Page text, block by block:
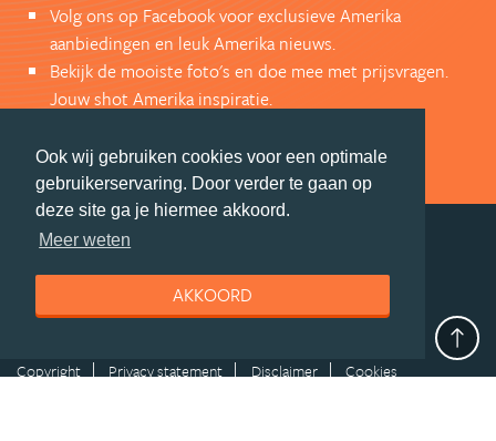
Ook wij gebruiken cookies voor een optimale
gebruikerservaring. Door verder te gaan op
deze site ga je hiermee akkoord.
Meer weten
AKKOORD
Volg ons op Facebook voor exclusieve Amerika
aanbiedingen en leuk Amerika nieuws.
Bekijk de mooiste foto's en doe mee met prijsvragen.
Jouw shot Amerika inspiratie.
VOLG ONS VIA FACEBOOK
© Getaway Travel| all rights reserved
Copyright
Privacy statement Disclaimer
Cookies